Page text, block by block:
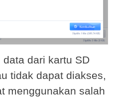
dari kartu SD
tidak dapat diakses,
menggunakan salah